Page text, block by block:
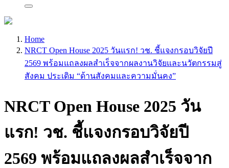
Home
NRCT Open House 2025 วันแรก! วช. ชี้แจงกรอบวิจัยปี
2569 พร้อมแถลงผลสำเร็จจากผลงานวิจัยและนวัตกรรมสู่
สังคม ประเดิม “ด้านสังคมและความมั่นคง”
NRCT Open House 2025 วัน
แรก! วช. ชี้แจงกรอบวิจัยปี
2569 พร้อมแถลงผลสำเร็จจาก